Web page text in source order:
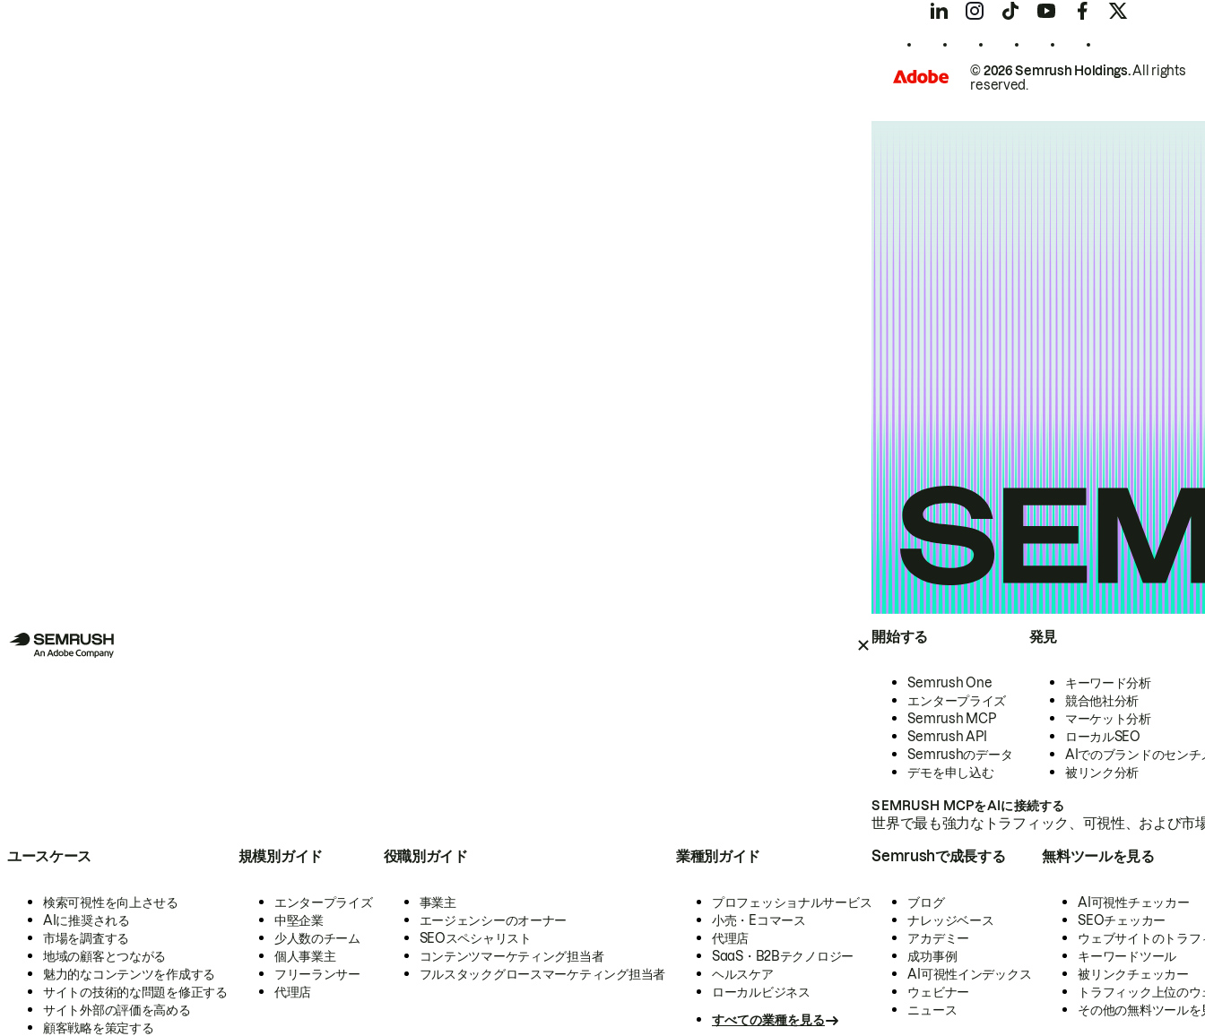
開始する
Semrush One
エンタープライズ
Semrush MCP
Semrush API
Semrushのデータ
デモを申し込む
発見
キーワード分析
競合他社分析
マーケット分析
ローカルSEO
AIでのブランドのセンチ
被リンク分析
SEMRUSH MCPをAIに接続する
世界で最も強力なトラフィック、可視性、および
ユースケース
検索可視性を向上させる
AIに推奨される
市場を調査する
地域の顧客とつながる
魅力的なコンテンツを作成する
サイトの技術的な問題を修正する
サイト外部の評価を高める
顧客戦略を策定する
規模別ガイド
エンタープライズ
中堅企業
少人数のチーム
個人事業主
フリーランサー
代理店
役職別ガイド
事業主
エージェンシーのオーナー
SEOスペシャリスト
コンテンツマーケティング担当者
フルスタックグロースマーケティング担当者
業種別ガイド
プロフェッショナルサービス
小売・Eコマース
代理店
SaaS・B2Bテクノロジー
ヘルスケア
ローカルビジネス
すべての業種を見る
Semrushで成長する
ブログ
ナレッジベース
アカデミー
成功事例
AI可視性インデックス
ウェビナー
ニュース
無料ツールを見る
AI可視性チェッカー
SEOチェッカー
ウェブサイトのトラ
キーワードツール
被リンクチェッカー
トラフィック上位の
その他の無料ツールを
© 2026 Semrush Holdings.All rights
reserved.